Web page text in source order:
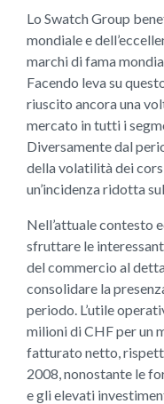
Lo Swatch Group
mondiale e
marchi di fama
Facendo leva su
riuscito ancora una
mercato in tutti i
Diversamente dal
della volatilità dei
un’incidenza ridotta
Nell’attuale contesto
sfruttare le
del commercio al
consolidare la
periodo. L’utile
milioni di CHF per un
fatturato netto,
2008, nonostante le
e gli elevati